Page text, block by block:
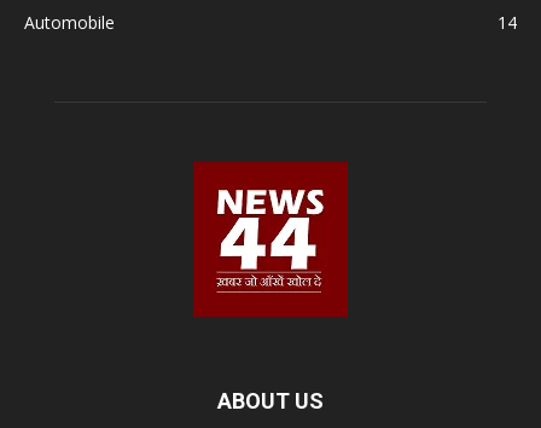
Automobile
14
ABOUT US